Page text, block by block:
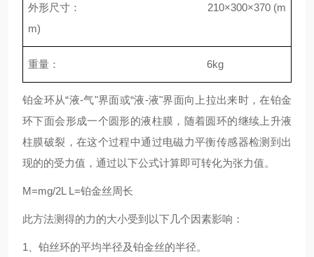
外形尺寸： 210×300×370 (m
m)
重量： 6kg
铂金环从“液-气"界面或“液-液"界面向上拉出来时，在铂金
环下面会形成一个圆形的液柱膜，随着圆环的继续上升液
柱膜破裂，在这个过程中通过电磁力平衡传感器检测到出
现的的受力值，通过以下公式计算即可转化为张力值。
M=mg/2L L=铂金丝周长
此方法测得的力的大小受到以下几个因素影响：
1、铂丝环的平均半径及铂金丝的半径。